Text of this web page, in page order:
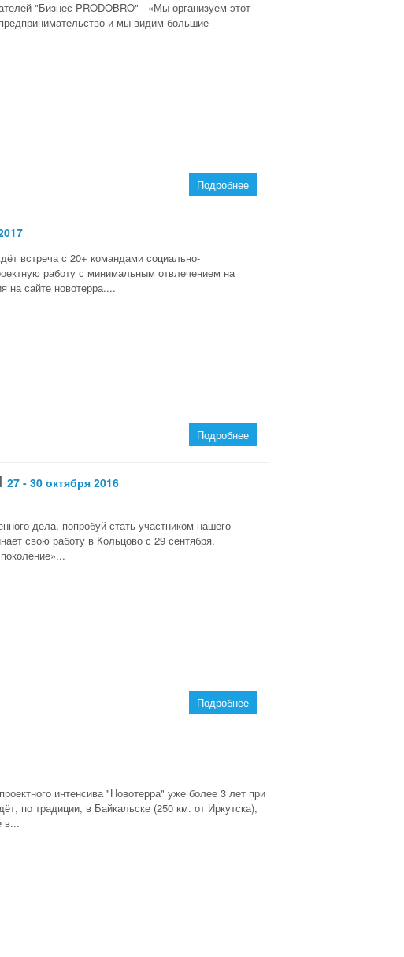
"Бизнес PRODOBRO" «Мы организуем этот
и мы видим большие
Подробнее
встреча с 20+ командами социально-
работу с минимальным отвлечением на
на сайте новотерра....
Подробнее
27 - 30 октября 2016
дела, попробуй стать участником нашего
свою работу в Кольцово с 29 сентября.
Подробнее
интенсива "Новотерра" уже более 3 лет при
по традиции, в Байкальске (250 км. от Иркутска),
в...